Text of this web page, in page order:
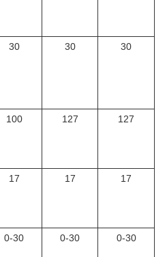
30 30 30
100 127 127
17 17 17
0-30 0-30 0-30